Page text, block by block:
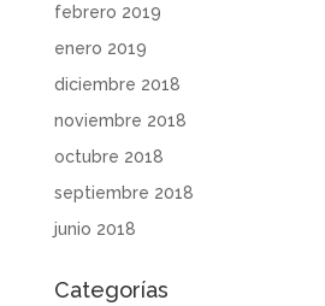
febrero 2019
enero 2019
diciembre 2018
noviembre 2018
octubre 2018
septiembre 2018
junio 2018
Categorías